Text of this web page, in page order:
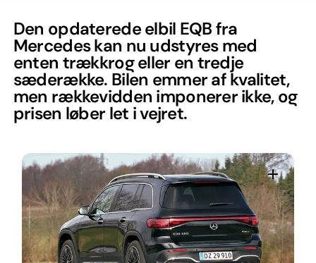
Den opdaterede elbil EQB fra
Mercedes kan nu udstyres med
enten trækkrog eller en tredje
sæderække. Bilen emmer af kvalitet,
men rækkevidden imponerer ikke, og
prisen løber let i vejret.